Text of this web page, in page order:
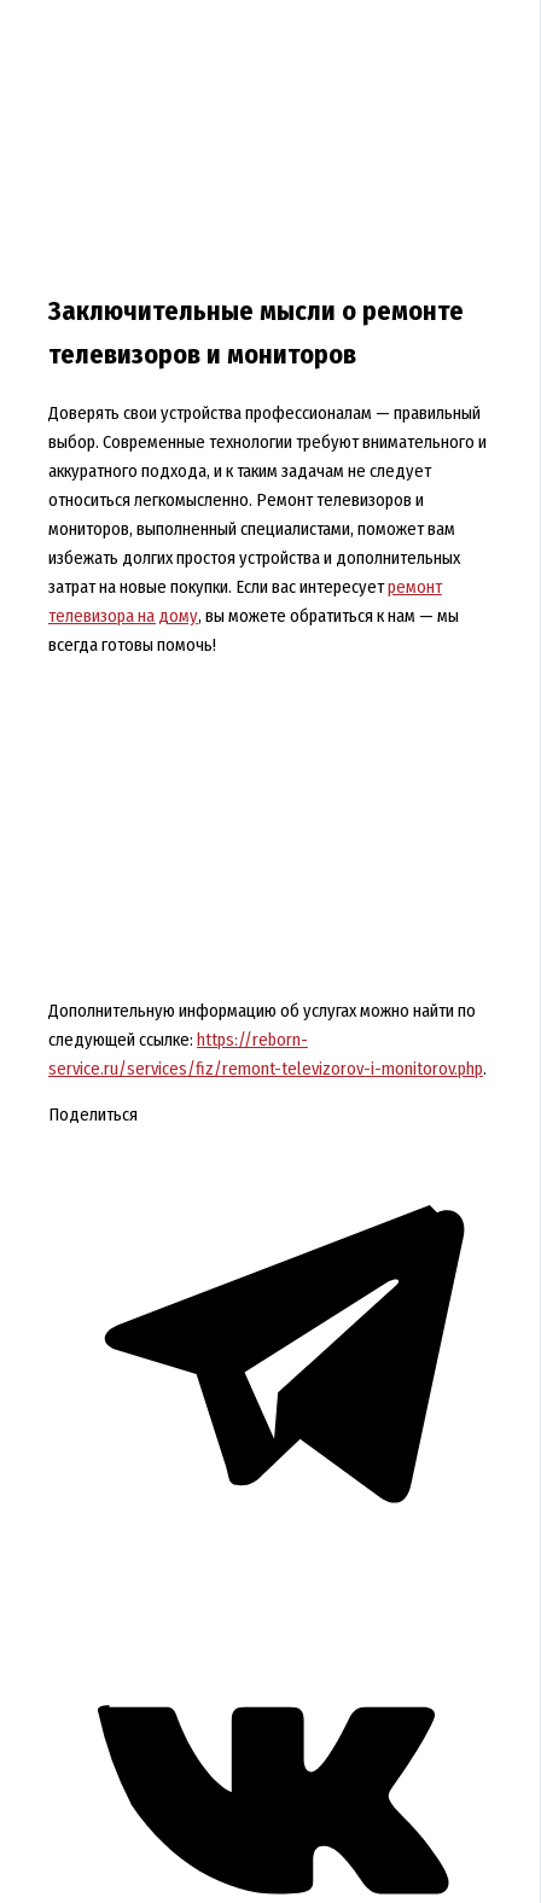
Заключительные мысли о ремонте
телевизоров и мониторов
Доверять свои устройства профессионалам — правильный
выбор. Современные технологии требуют внимательного и
аккуратного подхода, и к таким задачам не следует
относиться легкомысленно. Ремонт телевизоров и
мониторов, выполненный специалистами, поможет вам
избежать долгих простоя устройства и дополнительных
затрат на новые покупки. Если вас интересуетремонт
телевизора на дому, вы можете обратиться к нам — мы
всегда готовы помочь!
Дополнительную информацию об услугах можно найти по
следующей ссылке: https://reborn-
service.ru/services/fiz/remont-televizorov-i-monitorov.php.
Поделиться